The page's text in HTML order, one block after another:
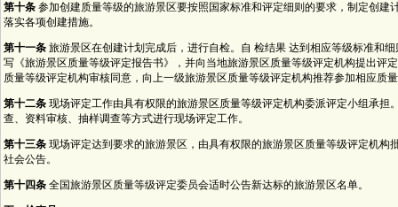
第十条 参加创建质量等级的旅游景区要按照国家标准和评定细则的要求，制定创建
落实各项创建措施。
第十一条 旅游景区在创建计划完成后，进行自检。自 检结果 达到相应等级标准和
写《旅游景区质量等级评定报告书》，并向当地旅游景区质量等级评定机构提出评
质量等级评定机构审核同意，向上一级旅游景区质量等级评定机构推荐参加相应质
第十二条 现场评定工作由具有权限的旅游景区质量等级评定机构委派评定小组承担
查、资料审核、抽样调查等方式进行现场评定工作。
第十三条 现场评定达到要求的旅游景区，由具有权限的旅游景区质量等级评定机构
社会公告。
第十四条 全国旅游景区质量等级评定委员会适时公告新达标的旅游景区名单。